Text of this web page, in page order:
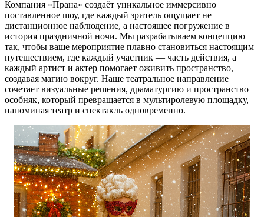
Компания «Прана» создаёт уникальное иммерсивно
поставленное шоу, где каждый зритель ощущает не
дистанционное наблюдение, а настоящее погружение в
история праздничной ночи. Мы разрабатываем концепцию
так, чтобы ваше мероприятие плавно становиться настоящим
путешествием, где каждый участник — часть действия, а
каждый артист и актер помогает оживить пространство,
создавая магию вокруг. Наше театральное направление
сочетает визуальные решения, драматургию и пространство
особняк, который превращается в мультиролевую площадку,
напоминая театр и спектакль одновременно.